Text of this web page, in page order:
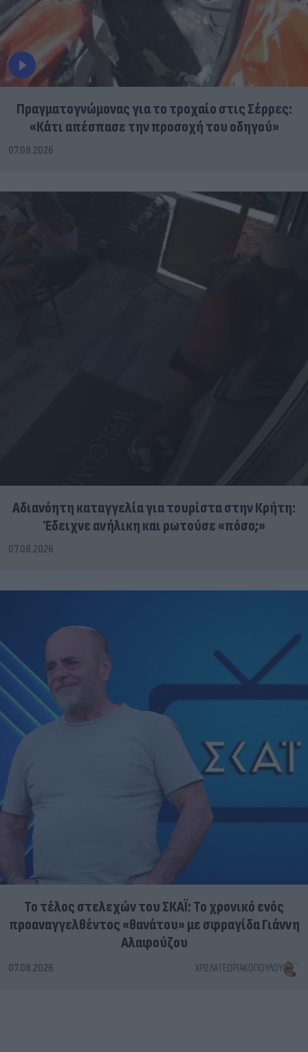
Πραγματογνώμονας για το τροχαίο στις Σέρρες:
«Κάτι απέσπασε την προσοχή του οδηγού»
07.08.2026
Αδιανόητη καταγγελία για τουρίστα στην Κρήτη:
Έδειχνε ανήλικη και ρωτούσε «πόσο;»
07.08.2026
Το τέλος στελεχών του ΣΚΑΪ: Το χρονικό ενός
προαναγγελθέντος «θανάτου» με σφραγίδα Γιάννη
Αλαφούζου
07.08.2026 ΧΡΊΣΛΑ ΓΕΩΡΓΑΚΟΠΟΎΛΟΥ